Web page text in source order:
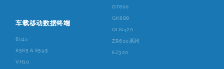
车载移动数据终端
8515
8585 & 8595
VH10
GT800
GK888
QLN420
ZR600系列
EZ320